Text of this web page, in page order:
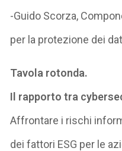
-Guido Scorza,
per la protezione dei
Tavola rotonda.
Il rapporto tra
Affrontare i rischi
dei fattori ESG per le